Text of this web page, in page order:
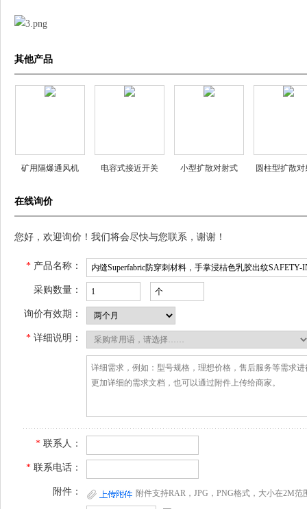
其他产品
矿用隔爆通风机
YBT-4 YBT-5.5
电容式接近开关 小型扩散对射式 圆柱型扩散对
在线询价
您好，欢迎询价！我们将会尽快与您联系，谢谢！
* 产品名称：
采购数量：
询价有效期：
* 详细说明：
* 联系人：
* 联系电话：
附件： 附件支持RAR，JPG，PNG格式，大小在2M范